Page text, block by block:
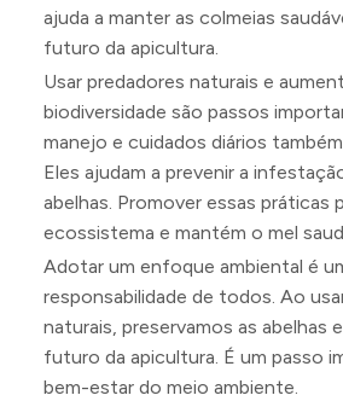
ajuda a manter as colmeias
futuro da apicultura.
Usar predadores naturais e
biodiversidade são passos
manejo e cuidados diários
Eles ajudam a prevenir a
abelhas. Promover essas práticas
ecossistema e mantém o mel
Adotar um enfoque ambiental é
responsabilidade de todos. Ao
naturais, preservamos as abelhas
futuro da apicultura. É um passo
bem-estar do meio ambiente.